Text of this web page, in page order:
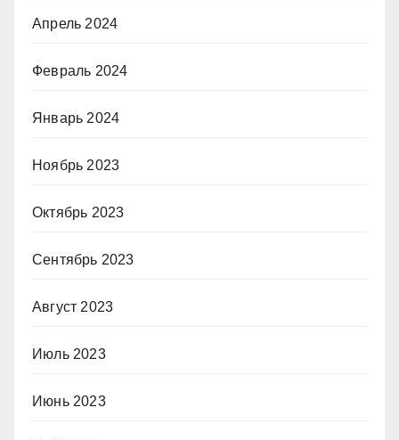
Апрель 2024
Февраль 2024
Январь 2024
Ноябрь 2023
Октябрь 2023
Сентябрь 2023
Август 2023
Июль 2023
Июнь 2023